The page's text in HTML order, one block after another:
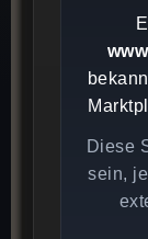
Diese
sein,